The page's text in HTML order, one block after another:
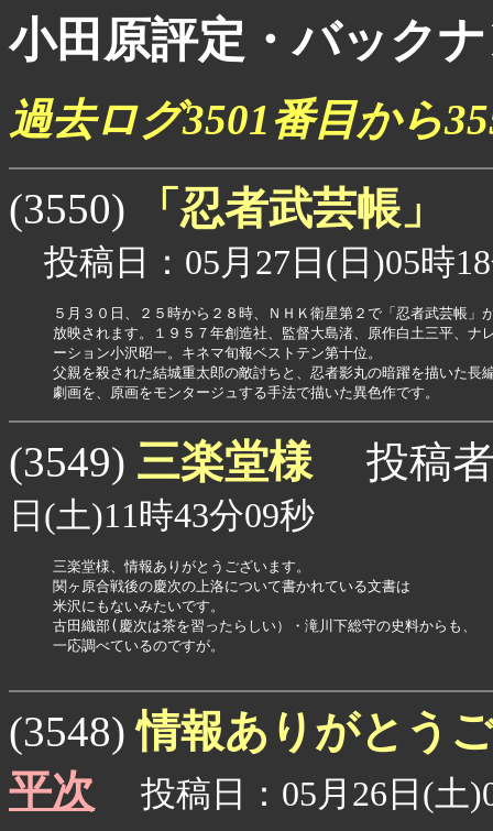
小田原評定・バック
過去ログ3501番目から
(3550)
「忍者武芸帳」
投稿日：05月27日(日)05時
５月３０日、２５時から２８時、ＮＨＫ衛星第２で「忍者武芸帳」
放映されます。１９５７年創造社、監督大島渚、原作白土三平、ナ
ーション小沢昭一。キネマ旬報ベストテン第十位。
父親を殺された結城重太郎の敵討ちと、忍者影丸の暗躍を描いた長
劇画を、原画をモンタージュする手法で描いた異色作です。
(3549) 三楽堂様 投稿
日(土)11時43分09秒
三楽堂様、情報ありがとうございます。
関ヶ原合戦後の慶次の上洛について書かれている文書は
米沢にもないみたいです。
古田織部(慶次は茶を習ったらしい）・滝川下総守の史料からも、
一応調べているのですが。
(3548)情報ありがとう
平次 投稿日：05月26日(土